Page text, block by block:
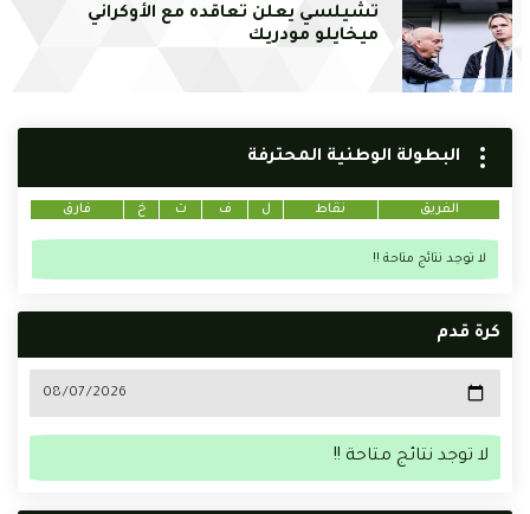
تشيلسي يعلن تعاقده مع الأوكراني
ميخايلو مودريك
البطولة الوطنية المحترفة
الفريق نقاط ل ف ت خ فارق
لا توجد نتائج متاحة !!
كرة قدم
لا توجد نتائج متاحة !!